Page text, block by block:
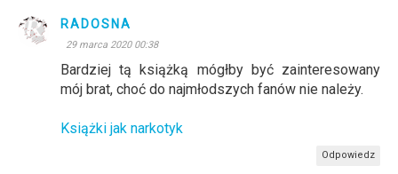
RADOSNA
29 marca 2020 00:38
Bardziej tą książką mógłby być zainteresowany
mój brat, choć do najmłodszych fanów nie należy.
Książki jak narkotyk
Odpowiedz